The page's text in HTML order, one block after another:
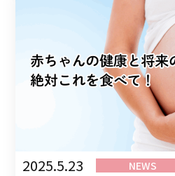
2025.5.23 NEWS